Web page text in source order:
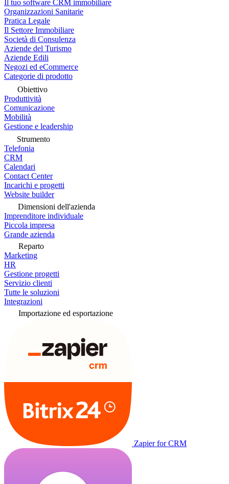
Il tuo software CRM immobiliare
Organizzazioni Sanitarie
Pratica Legale
Il Settore Immobiliare
Società di Consulenza
Aziende del Turismo
Aziende Edili
Negozi ed eCommerce
Categorie di prodotto
Obiettivo
Produttività
Comunicazione
Mobilità
Gestione e leadership
Strumento
Telefonia
CRM
Calendari
Contact Center
Incarichi e progetti
Website builder
Dimensioni dell'azienda
Imprenditore individuale
Piccola impresa
Grande azienda
Reparto
Marketing
HR
Gestione progetti
Servizio clienti
Tutte le soluzioni
Integrazioni
Importazione ed esportazione
Zapier for CRM